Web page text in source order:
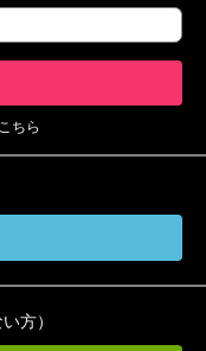
ちら
方）